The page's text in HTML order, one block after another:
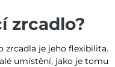
zrcadlo?
zrcadla je jeho flexibilita.
umístění, jako je tomu